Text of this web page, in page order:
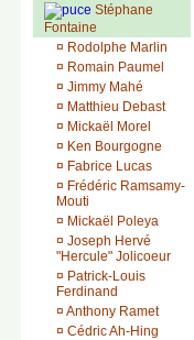
Stéphane
Fontaine
¤ Rodolphe Marlin
¤ Romain Paumel
¤ Jimmy Mahé
¤ Matthieu Debast
¤ Mickaël Morel
¤ Ken Bourgogne
¤ Fabrice Lucas
¤ Frédéric Ramsamy-
Mouti
¤ Mickaël Poleya
¤ Joseph Hervé
"Hercule" Jolicoeur
¤ Patrick-Louis
Ferdinand
¤ Anthony Ramet
¤ Cédric Ah-Hing